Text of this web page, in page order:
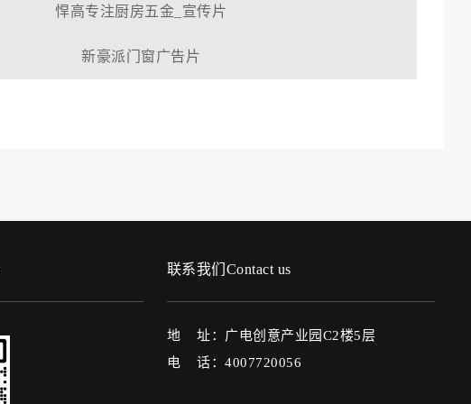
悍高专注厨房五金_宣传片
新豪派门窗广告片
联系我们Contact us
地 址：广电创意产业园C2楼5层
电 话：4007720056